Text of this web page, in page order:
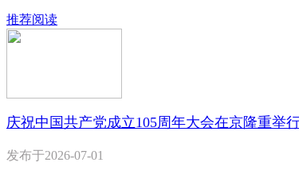
推荐阅读
庆祝中国共产党成立105周年大会在京隆重举
发布于2026-07-01